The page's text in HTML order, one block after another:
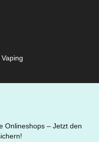
Onlineshops – Jetzt den